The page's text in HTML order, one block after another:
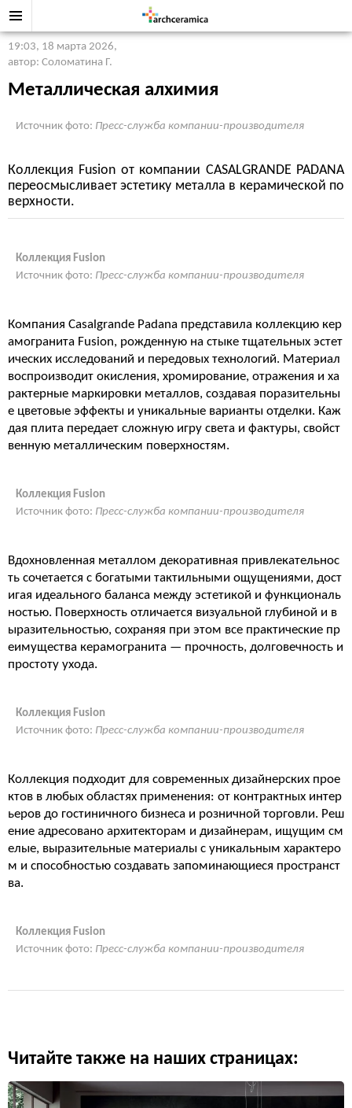
19:03, 18 марта 2026,
автор: Соломатина Г.
Металлическая алхимия
Источник фото: Пресс-служба компании-производителя
Коллекция Fusion от компании CASALGRANDE PADANA
переосмысливает эстетику металла в керамической по
верхности.
Коллекция Fusion
Источник фото: Пресс-служба компании-производителя
Компания Casalgrande Padana представила коллекцию кер
амогранита Fusion, рожденную на стыке тщательных эстет
ических исследований и передовых технологий. Материал
воспроизводит окисления, хромирование, отражения и ха
рактерные маркировки металлов, создавая поразительны
е цветовые эффекты и уникальные варианты отделки. Каж
дая плита передает сложную игру света и фактуры, свойст
венную металлическим поверхностям.
Коллекция Fusion
Источник фото: Пресс-служба компании-производителя
Вдохновленная металлом декоративная привлекательнос
ть сочетается с богатыми тактильными ощущениями, дост
игая идеального баланса между эстетикой и функциональ
ностью. Поверхность отличается визуальной глубиной и в
ыразительностью, сохраняя при этом все практические пр
еимущества керамогранита — прочность, долговечность и
простоту ухода.
Коллекция Fusion
Источник фото: Пресс-служба компании-производителя
Коллекция подходит для современных дизайнерских прое
ктов в любых областях применения: от контрактных интер
ьеров до гостиничного бизнеса и розничной торговли. Реш
ение адресовано архитекторам и дизайнерам, ищущим см
елые, выразительные материалы с уникальным характеро
м и способностью создавать запоминающиеся пространст
ва.
Коллекция Fusion
Источник фото: Пресс-служба компании-производителя
Читайте также на наших страницах: